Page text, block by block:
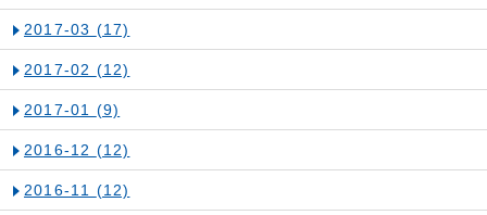
2017-03 (17)
2017-02 (12)
2017-01 (9)
2016-12 (12)
2016-11 (12)